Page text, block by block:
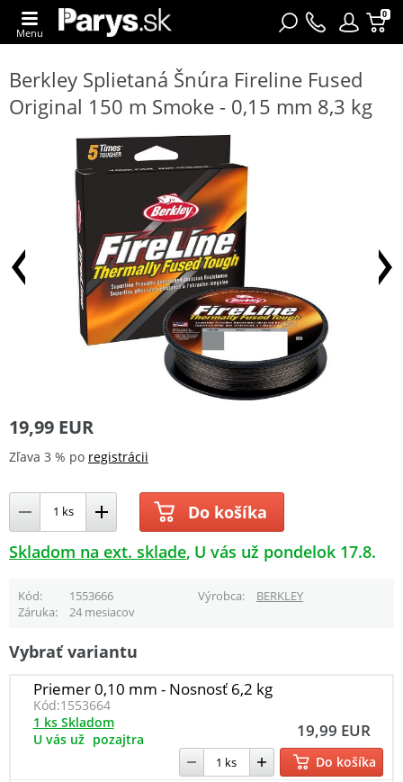
0
Menu
Berkley Splietaná Šnúra Fireline Fused
Original 150 m Smoke - 0,15 mm 8,3 kg
19,99 EUR
Zľava 3 % po registrácii
Do košíka
Skladom na ext. sklade U vás už pondelok 17.8.
Kód 1553666 Výrobca
BERKLEY
Záruka
24 mesiacov
Vybrať variantu
Priemer 0,10 mm - Nosnosť 6,2 kg
Kód:1553664
19,99 EUR
1 ks Skladom
U vás už pozajtra
Do košíka